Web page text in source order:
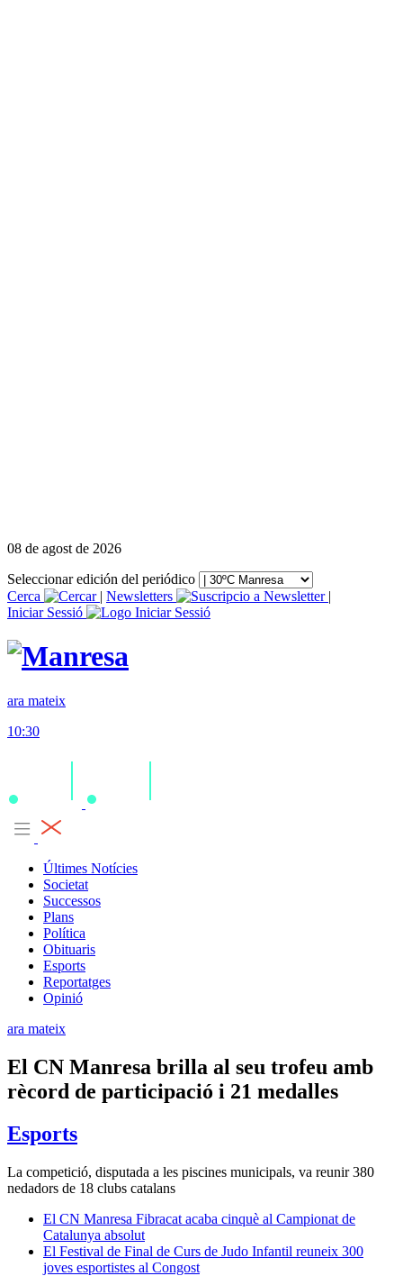
08 de agost de 2026
Seleccionar edición del periódico
Cerca
| Newsletters
|
Iniciar Sessió
ara mateix
10:30
Últimes Notícies
Societat
Successos
Plans
Política
Obituaris
Esports
Reportatges
Opinió
ara mateix
El CN Manresa brilla al seu trofeu amb
rècord de participació i 21 medalles
Esports
La competició, disputada a les piscines municipals, va reunir 380
nedadors de 18 clubs catalans
El CN Manresa Fibracat acaba cinquè al Campionat de
Catalunya absolut
El Festival de Final de Curs de Judo Infantil reuneix 300
joves esportistes al Congost